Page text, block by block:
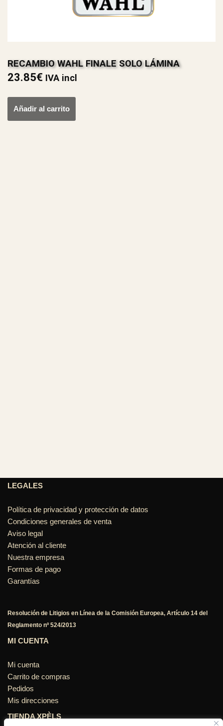
RECAMBIO WAHL FINALE SOLO LÁMINA
23.85€ IVA incl
Añadir al carrito
LEGALES
Política de privacidad y protección de datos
Condiciones generales de venta
Aviso legal
Atención al cliente
Nuestra empresa
Formas de pago
Garantías
Resolución de Litigios en Línea de la Comisión Europea, Artículo 14 del
Reglamento nº 524/2013
MI CUENTA
Mi cuenta
Carrito de compras
Pedidos
Mis direcciones
TIENDA XPÈLS